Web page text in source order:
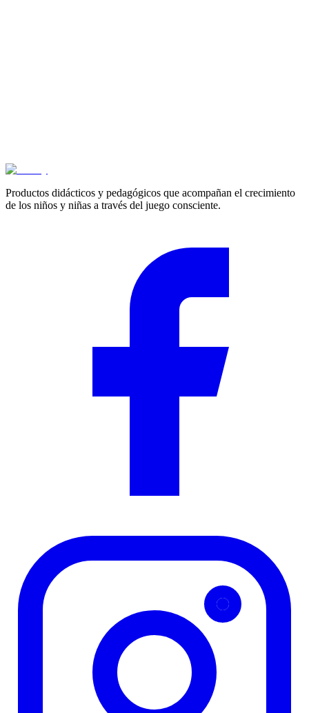
Cotizar
Productos didácticos y pedagógicos que acompañan el crecimiento
de los niños y niñas a través del juego consciente.